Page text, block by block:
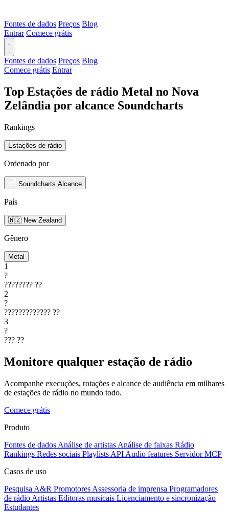
Fontes de dados Preços Blog
Entrar Comece grátis
Fontes de dados Preços Blog
Comece grátis Entrar
Top Estações de rádio Metal no Nova
Zelândia por alcance Soundcharts
Rankings
Estações de rádio
Ordenado por
Soundcharts Alcance
País
🇳🇿 New Zealand
Gênero
Metal
1
?
???????? ??
2
?
????????????? ??
3
?
??? ??
Monitore qualquer estação de rádio
Acompanhe execuções, rotações e alcance de audiência em milhares
de estações de rádio no mundo todo.
Comece grátis
Produto
Fontes de dados Análise de artistas Análise de faixas Rádio
Rankings Redes sociais Playlists API Audio features Servidor MCP
Casos de uso
Pesquisa A&R Promotores Assessoria de imprensa Programadores
de rádio Artistas Editoras musicais Licenciamento e sincronização
Estudantes